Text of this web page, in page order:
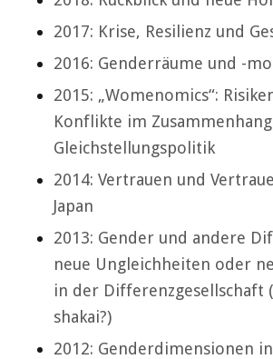
2017: Krise, Resilienz und
2016: Genderräume und -
2015: „Womenomics“:
Konflikte im
Gleichstellungspolitik
2014: Vertrauen und
Japan
2013: Gender und andere
neue Ungleichheiten oder
in der Differenzgesellschaft
shakai?)
2012: Genderdimensionen